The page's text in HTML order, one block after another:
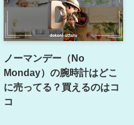
ノーマンデー（No
Monday）の腕時計はどこ
に売ってる？買えるのはコ
コ